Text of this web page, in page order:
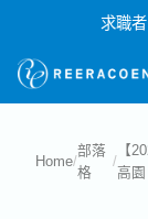
求職者
Home/
部落
格
/
【
高